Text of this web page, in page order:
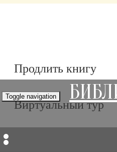
Продлить книгу
Виртуальный тур
Toggle navigation